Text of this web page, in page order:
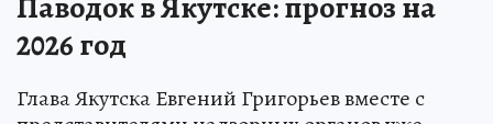
2026 год
Глава Якутска Евгений Григорьев вместе с